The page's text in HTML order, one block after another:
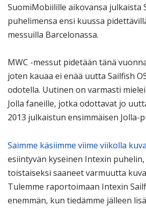
SuomiMobiilille aikovansa julkaista
puhelimensa ensi kuussa
messuilla Barcelonassa.
MWC -messut pidetään tänä
joten kauaa ei enää uutta Sailfish
odotella. Uutinen on varmasti
Jolla faneille, jotka odottavat jo
2013 julkaistun ensimmäisen Jolla-
Saimme käsiimme viime viikolla
esiintyvän kyseinen Intexin
toistaiseksi saaneet varmuutta
Tulemme raportoimaan Intexin
enemmän, kun tiedämme jälleen